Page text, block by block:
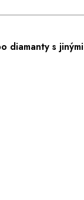
diamanty s jinými